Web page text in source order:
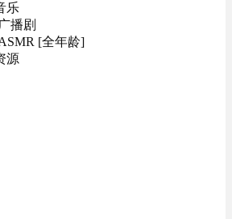
乐
播剧
[全年龄]
源